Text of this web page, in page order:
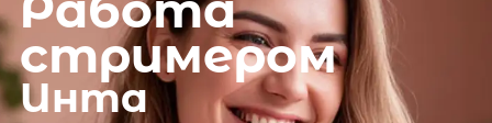
стримером
Инта